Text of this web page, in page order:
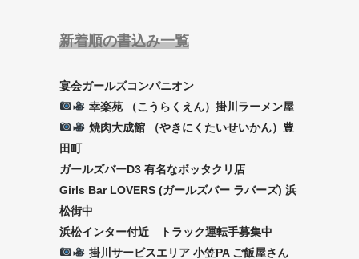
新着順の書込み一覧
宴会ガールズコンパニオン
幸楽苑 （こうらくえん）掛川ラーメン屋
焼肉大成館 （やきにくたいせいかん）豊
田町
ガールズバーD3 有名なボッタクリ店
Girls Bar LOVERS (ガールズバー ラバーズ) 浜
松街中
浜松インター付近 トラック運転手募集中
掛川サービスエリア 小笠PA ご飯屋さん